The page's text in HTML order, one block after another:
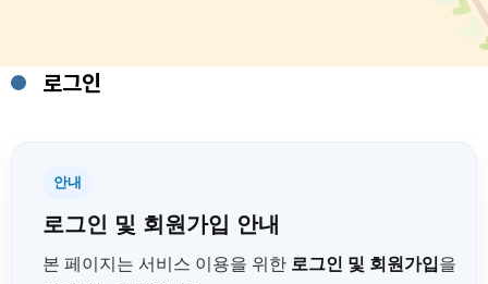
로그인
안내
로그인 및 회원가입 안내
본 페이지는 서비스 이용을 위한 로그인 및 회원가입을